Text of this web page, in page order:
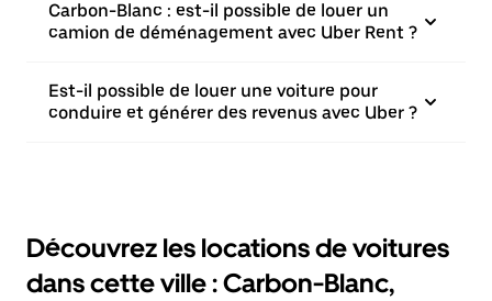
Carbon-Blanc : est-il possible de louer un
camion de déménagement avec Uber Rent ?
Est-il possible de louer une voiture pour
conduire et générer des revenus avec Uber ?
Découvrez les locations de voitures
dans cette ville : Carbon-Blanc,